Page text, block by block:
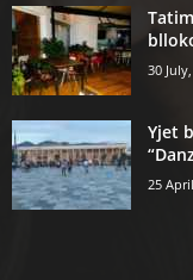
30
Yjet
25